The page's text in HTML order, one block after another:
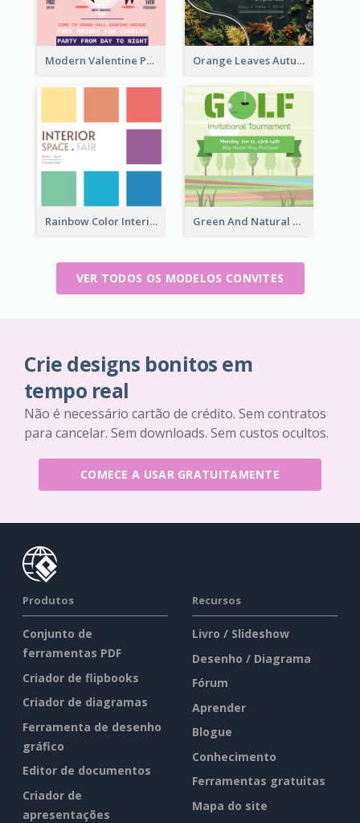
Modern Valentine Party Pink Invitation Design Templates Orange Leaves Autumn Cocktails Invitation
Rainbow Color Interior Space Fair Invitation Green And Natural Golf Tournament Invitation
VER TODOS OS MODELOS CONVITES
Crie designs bonitos em
tempo real
Não é necessário cartão de crédito. Sem contratos
para cancelar. Sem downloads. Sem custos ocultos.
COMECE A USAR GRATUITAMENTE
Produtos
Conjunto de
ferramentas PDF
Criador de flipbooks
Criador de diagramas
Ferramenta de desenho
gráfico
Editor de documentos
Criador de
apresentações
Recursos
Livro / Slideshow
Desenho / Diagrama
Fórum
Aprender
Blogue
Conhecimento
Ferramentas gratuitas
Mapa do site